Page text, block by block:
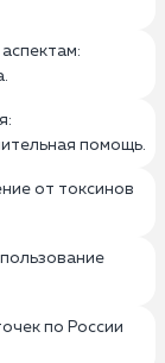
помощь.
от токсинов
по России